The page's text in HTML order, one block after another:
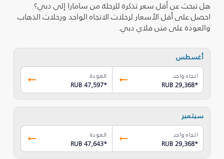
هل تبحث عن أقل سعر تذكرة للرحلة من سامارا إلى دبي؟
احصل على أقل الأسعار لرحلات الاتجاه الواحد ورحلات الذهاب
والعودة على متن فلاي دبي.
أغسطس
اتجاه واحد
RUB 29,368*
العودة
RUB 47,597*
سبتمبر
اتجاه واحد
RUB 29,368*
العودة
RUB 47,643*